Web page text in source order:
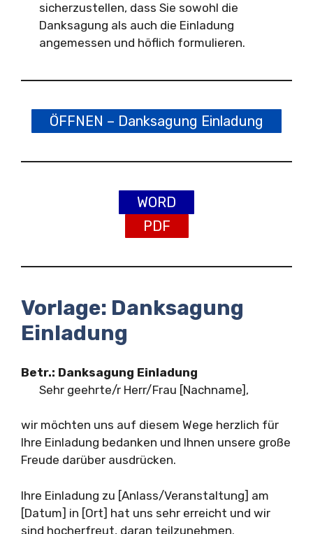
sicherzustellen, dass Sie sowohl die
Danksagung als auch die Einladung
angemessen und höflich formulieren.
ÖFFNEN – Danksagung Einladung
WORD
PDF
Vorlage: Danksagung
Einladung
Betr.: Danksagung Einladung
Sehr geehrte/r Herr/Frau [Nachname],
wir möchten uns auf diesem Wege herzlich für
Ihre Einladung bedanken und Ihnen unsere große
Freude darüber ausdrücken.
Ihre Einladung zu [Anlass/Veranstaltung] am
[Datum] in [Ort] hat uns sehr erreicht und wir
sind hocherfreut, daran teilzunehmen.